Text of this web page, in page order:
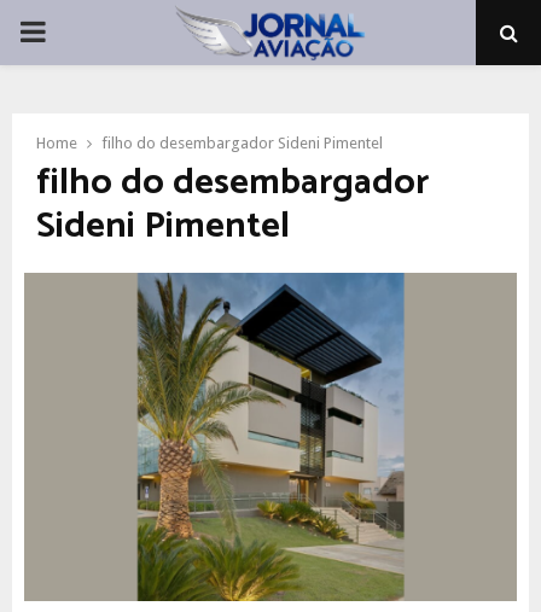
PRIMARY
Home filho do desembargador Sideni Pimentel
filho do desembargador
Sideni Pimentel